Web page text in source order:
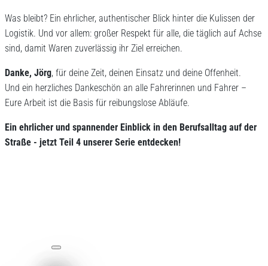
Was bleibt? Ein ehrlicher, authentischer Blick hinter die Kulissen der
Logistik. Und vor allem: großer Respekt für alle, die täglich auf Achse
sind, damit Waren zuverlässig ihr Ziel erreichen.
Danke, Jörg, für deine Zeit, deinen Einsatz und deine Offenheit.
Und ein herzliches Dankeschön an alle Fahrerinnen und Fahrer –
Eure Arbeit ist die Basis für reibungslose Abläufe.
Ein ehrlicher und spannender Einblick in den Berufsalltag auf der
Straße - jetzt Teil 4 unserer Serie entdecken!
Ich begleite einen Fahrer - TEIL 3